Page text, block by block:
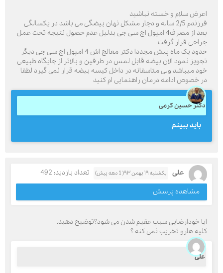
اعرض سلام و خسته نباشید
فرزندم 2/5 ساله و دچار مشکل نهان بیضگی می باشد در یکسالگی
بعد از مصرف4 امپول اچ سی جی بدلیل عدم حصول نتیجه تحت عمل
جراحی قرار گرفت
حدود یک ماه پیش مجددا دکتر معالج اش 4 امپول اچ سی جی دیگر
تجویز نمود الان بیضه قابل لمس در طرفین و بالاتر از جایگاه طبیعی
خود میباشد ولی متاسفانه در داخل کیسه بیضه قرار نمی گیرد لطفا
در خصوص ادامه درمان راهنمایی ام کنید
دکتر حسین کرمی
باید ببینم
علی یکشنبه ۱۹ بهمن ۹۳( 1 دهه پیش)
تعداد بازدید: 492
مشاهده پرسش
ایا خودارضایی سبب عقیم شدن می شود؟توضیح دهید.
کلیه هارو تخریب نمی کنه ؟
علی